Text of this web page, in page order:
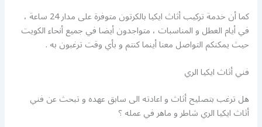
كما أن خدمة تركيب أثاث ايكيا بالكرتون متوفرة على مدار 24 ساعة ،
في أيام العطل و المناسبات ، متواجدون أيضا في جميع أنحاء الكويت
حيث يمكنكم التواصل معنا أينما كنتم و بأي وقت ترغبون به .
فني أثاث ايكيا الري
هل ترغب بتصليح أثاث و اعادته الى سابق عهده و تبحث عن فني
أثاث ايكيا الري شاطر و ماهر في عمله ؟